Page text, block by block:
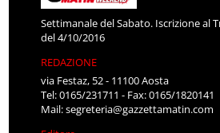
Settimanale del Sabato. Iscrizione al
del 4/10/2016
REDAZIONE
via Festaz, 52 - 11100 Aosta
Tel: 0165/231711 - Fax: 0165/1820141
Mail:segreteria@gazzettamatin.com